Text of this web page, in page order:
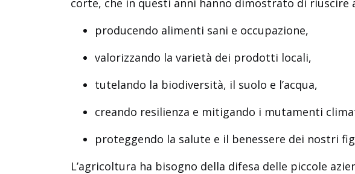
producendo alimenti sani e occupazione,
valorizzando la varietà dei prodotti locali,
tutelando la biodiversità, il suolo e l’acqua,
creando resilienza e mitigando i mutamenti
proteggendo la salute e il benessere dei nostri
L’agricoltura ha bisogno della difesa delle piccole